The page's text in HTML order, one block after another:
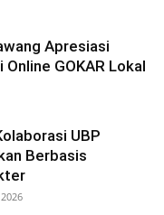
Apresiasi
GOKAR Lokal
UBP
Berbasis